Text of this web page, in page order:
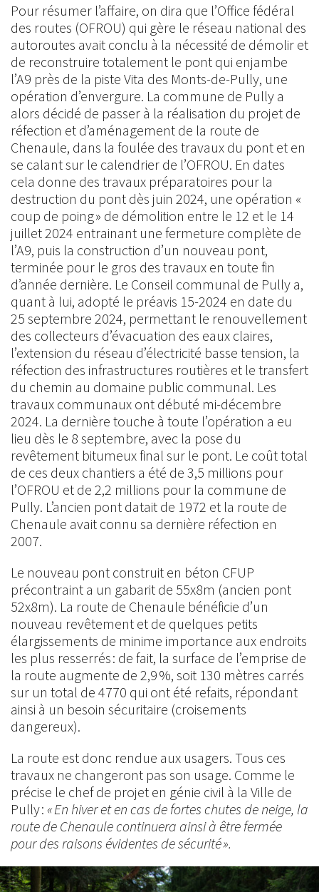
Pour résumer l’affaire, on dira que l’Office fédéral
des routes (OFROU) qui gère le réseau national des
autoroutes avait conclu à la nécessité de démolir et
de reconstruire totalement le pont qui enjambe
l’A9 près de la piste Vita des Monts-de-Pully, une
opération d’envergure. La commune de Pully a
alors décidé de passer à la réalisation du projet de
réfection et d’aménagement de la route de
Chenaule, dans la foulée des travaux du pont et en
se calant sur le calendrier de l’OFROU. En dates
cela donne des travaux préparatoires pour la
destruction du pont dès juin 2024, une opération «
coup de poing » de démolition entre le 12 et le 14
juillet 2024 entrainant une fermeture complète de
l’A9, puis la construction d’un nouveau pont,
terminée pour le gros des travaux en toute fin
d’année dernière. Le Conseil communal de Pully a,
quant à lui, adopté le préavis 15-2024 en date du
25 septembre 2024, permettant le renouvellement
des collecteurs d’évacuation des eaux claires,
l’extension du réseau d’électricité basse tension, la
réfection des infrastructures routières et le transfert
du chemin au domaine public communal. Les
travaux communaux ont débuté mi-décembre
2024. La dernière touche à toute l’opération a eu
lieu dès le 8 septembre, avec la pose du
revêtement bitumeux final sur le pont. Le coût total
de ces deux chantiers a été de 3,5 millions pour
l’OFROU et de 2,2 millions pour la commune de
Pully. L’ancien pont datait de 1972 et la route de
Chenaule avait connu sa dernière réfection en
2007.
Le nouveau pont construit en béton CFUP
précontraint a un gabarit de 55x8m (ancien pont
52x8m). La route de Chenaule bénéficie d’un
nouveau revêtement et de quelques petits
élargissements de minime importance aux endroits
les plus resserrés : de fait, la surface de l’emprise de
la route augmente de 2,9 %, soit 130 mètres carrés
sur un total de 4770 qui ont été refaits, répondant
ainsi à un besoin sécuritaire (croisements
dangereux).
La route est donc rendue aux usagers. Tous ces
travaux ne changeront pas son usage. Comme le
précise le chef de projet en génie civil à la Ville de
Pully : « En hiver et en cas de fortes chutes de neige, la
route de Chenaule continuera ainsi à être fermée
pour des raisons évidentes de sécurité ».